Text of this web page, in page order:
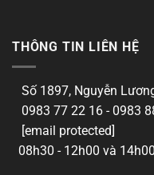
THÔNG TIN LIÊN HỆ
Số 1897, Nguyễn
0983 77 22 16 - 0983
[email protected]
08h30 - 12h00 và